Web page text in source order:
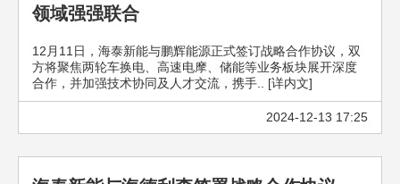
领域强强联合
12月11日，海泰新能与鹏辉能源正式签订战略合作协议，双
方将聚焦两轮车换电、高速电摩、储能等业务板块展开深度
合作，并加强技术协同及人才交流，携手.. [详内文]
2024-12-13 17:25